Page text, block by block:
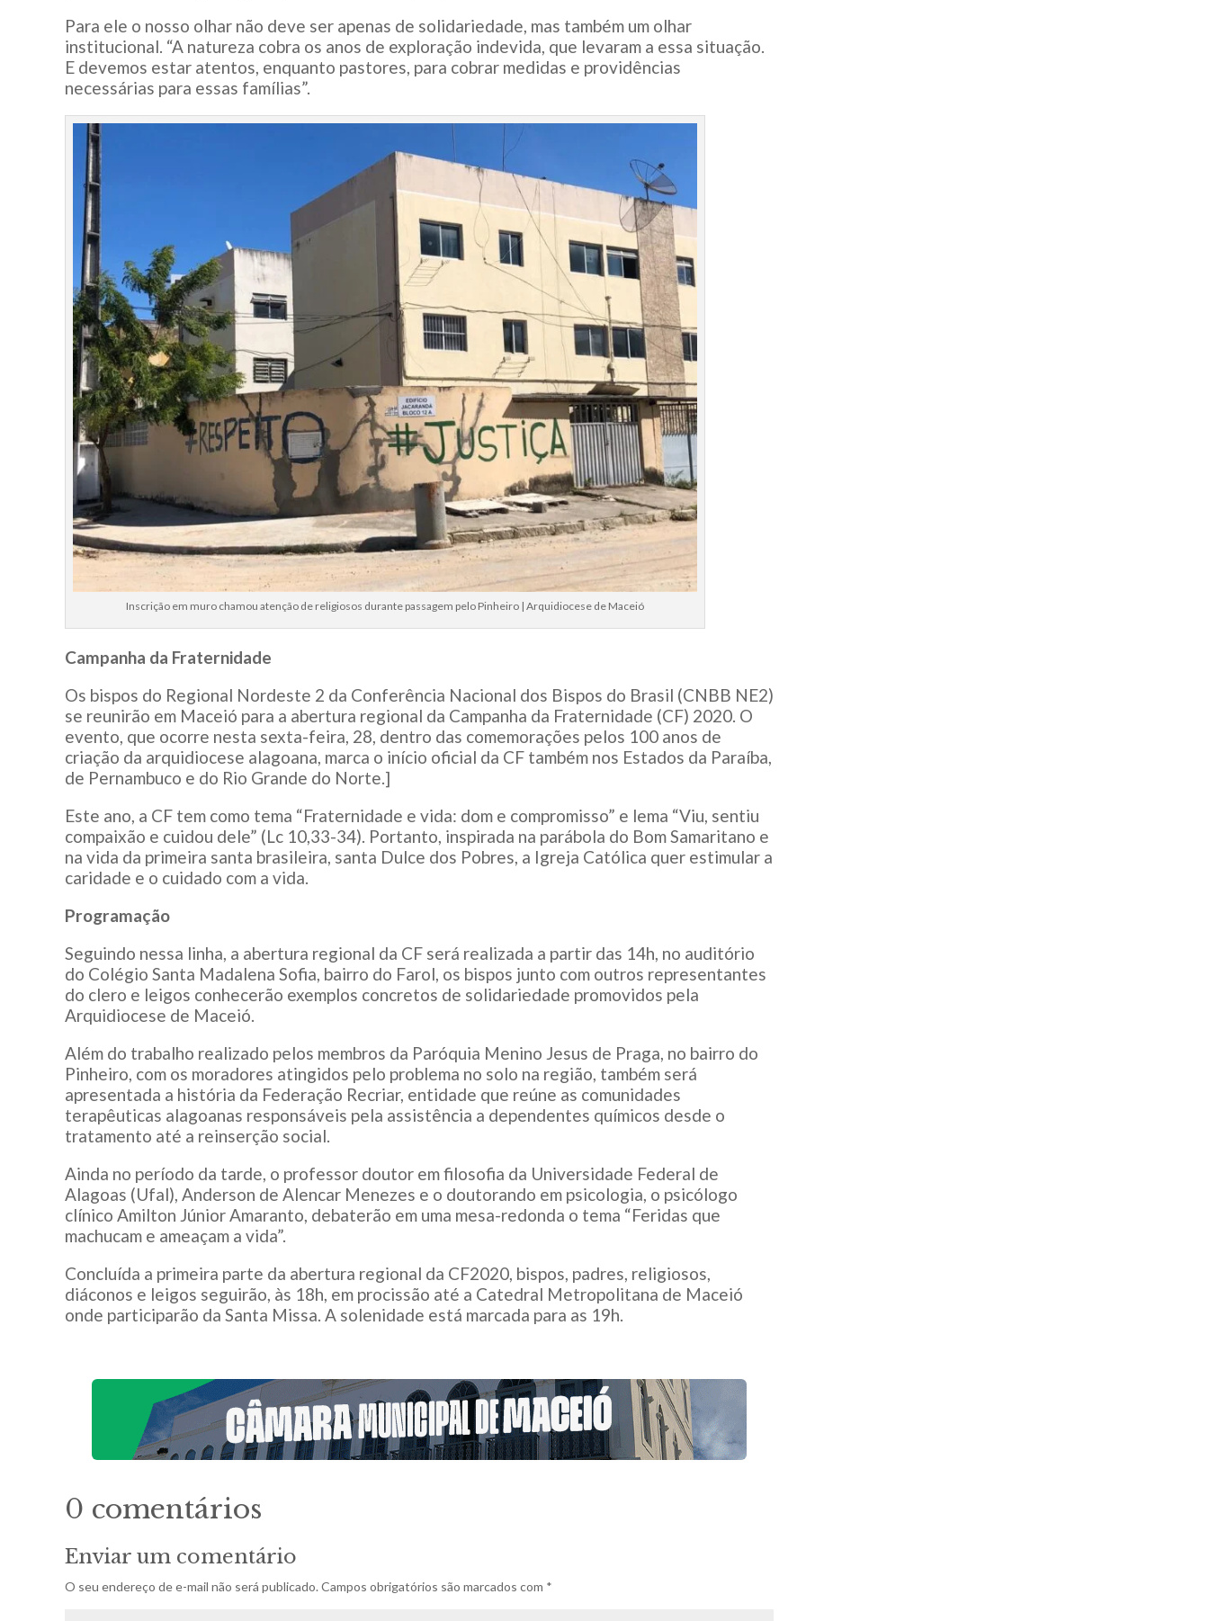
Para ele o nosso olhar não deve ser apenas de solidariedade, mas também um olhar
institucional. “A natureza cobra os anos de exploração indevida, que levaram a essa situação.
E devemos estar atentos, enquanto pastores, para cobrar medidas e providências
necessárias para essas famílias”.
Inscrição em muro chamou atenção de religiosos durante passagem pelo Pinheiro | Arquidiocese de Maceió
Campanha da Fraternidade
Os bispos do Regional Nordeste 2 da Conferência Nacional dos Bispos do Brasil (CNBB NE2)
se reunirão em Maceió para a abertura regional da Campanha da Fraternidade (CF) 2020. O
evento, que ocorre nesta sexta-feira, 28, dentro das comemorações pelos 100 anos de
criação da arquidiocese alagoana, marca o início oficial da CF também nos Estados da Paraíba,
de Pernambuco e do Rio Grande do Norte.]
Este ano, a CF tem como tema “Fraternidade e vida: dom e compromisso” e lema “Viu, sentiu
compaixão e cuidou dele” (Lc 10,33-34). Portanto, inspirada na parábola do Bom Samaritano e
na vida da primeira santa brasileira, santa Dulce dos Pobres, a Igreja Católica quer estimular a
caridade e o cuidado com a vida.
Programação
Seguindo nessa linha, a abertura regional da CF será realizada a partir das 14h, no auditório
do Colégio Santa Madalena Sofia, bairro do Farol, os bispos junto com outros representantes
do clero e leigos conhecerão exemplos concretos de solidariedade promovidos pela
Arquidiocese de Maceió.
Além do trabalho realizado pelos membros da Paróquia Menino Jesus de Praga, no bairro do
Pinheiro, com os moradores atingidos pelo problema no solo na região, também será
apresentada a história da Federação Recriar, entidade que reúne as comunidades
terapêuticas alagoanas responsáveis pela assistência a dependentes químicos desde o
tratamento até a reinserção social.
Ainda no período da tarde, o professor doutor em filosofia da Universidade Federal de
Alagoas (Ufal), Anderson de Alencar Menezes e o doutorando em psicologia, o psicólogo
clínico Amilton Júnior Amaranto, debaterão em uma mesa-redonda o tema “Feridas que
machucam e ameaçam a vida”.
Concluída a primeira parte da abertura regional da CF2020, bispos, padres, religiosos,
diáconos e leigos seguirão, às 18h, em procissão até a Catedral Metropolitana de Maceió
onde participarão da Santa Missa. A solenidade está marcada para as 19h.
0 comentários
Enviar um comentário
O seu endereço de e-mail não será publicado. Campos obrigatórios são marcados com *